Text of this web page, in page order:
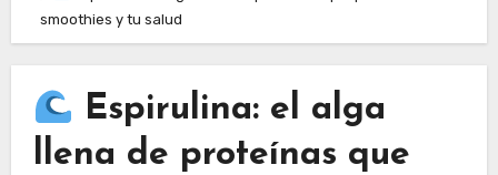
smoothies y tu salud
Espirulina: el alga
llena de proteínas que